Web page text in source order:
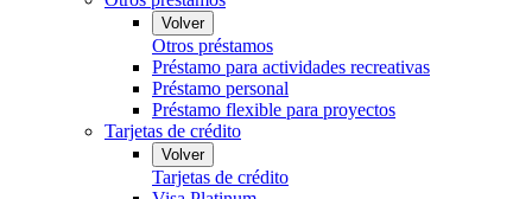
Volver
Otros préstamos
Préstamo para actividades recreativas
Préstamo personal
Préstamo flexible para proyectos
Tarjetas de crédito
Volver
Tarjetas de crédito